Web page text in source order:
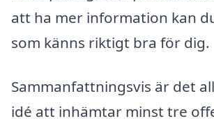
att ha mer information kan
som känns riktigt bra för dig.
Sammanfattningsvis är det
idé att inhämtar minst tre